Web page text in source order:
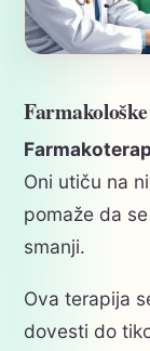
Oni utiču na
pomaže da
smanji.
Ova terapija
dovesti do